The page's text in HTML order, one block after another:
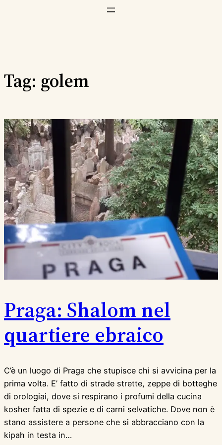
Tag: golem
Praga: Shalom nel
quartiere ebraico
C’è un luogo di Praga che stupisce chi si avvicina per la
prima volta. E’ fatto di strade strette, zeppe di botteghe
di orologiai, dove si respirano i profumi della cucina
kosher fatta di spezie e di carni selvatiche. Dove non è
stano assistere a persone che si abbracciano con la
kipah in testa in…